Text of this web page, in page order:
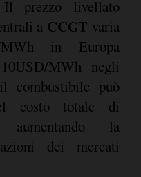
prezzo livellato
a CCGT varia
in Europa
MWh negli
combustibile può
costo totale di
aumentando la
dei mercati